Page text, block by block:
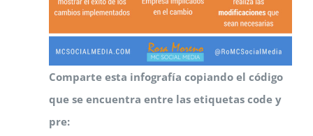
Comparte esta infografía copiando el código
que se encuentra entre las etiquetas code y
pre: